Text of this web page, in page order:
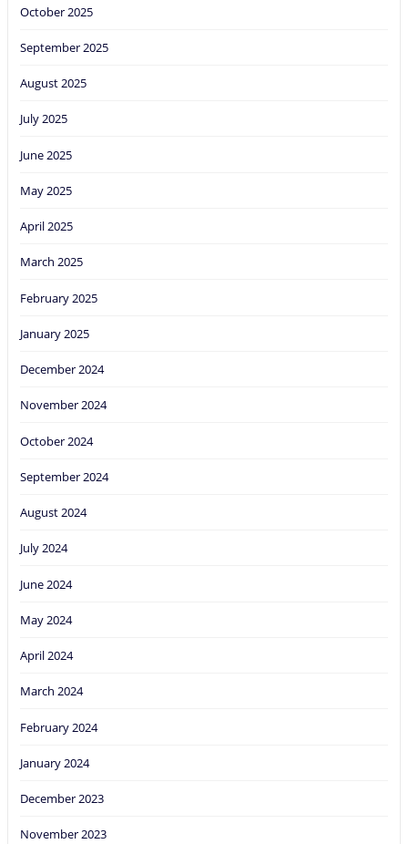
October 2025
September 2025
August 2025
July 2025
June 2025
May 2025
April 2025
March 2025
February 2025
January 2025
December 2024
November 2024
October 2024
September 2024
August 2024
July 2024
June 2024
May 2024
April 2024
March 2024
February 2024
January 2024
December 2023
November 2023